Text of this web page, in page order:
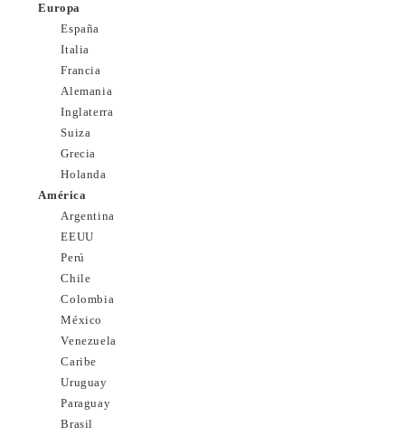
Europa
España
Italia
Francia
Alemania
Inglaterra
Suiza
Grecia
Holanda
América
Argentina
EEUU
Perú
Chile
Colombia
México
Venezuela
Caribe
Uruguay
Paraguay
Brasil